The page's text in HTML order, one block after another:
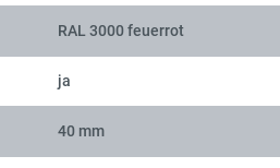
RAL 3000 feuerrot
ja
40 mm